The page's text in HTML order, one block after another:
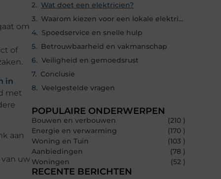
om
of
in
met
aan
uw
Wat doet een elektricien?
Waarom kiezen voor een lokale elektricien?
Spoedservice en snelle hulp
Betrouwbaarheid en vakmanschap
Veiligheid en gemoedsrust
Conclusie
Veelgestelde vragen
POPULAIRE ONDERWERPEN
Bouwen en verbouwen
(210 )
Energie en verwarming
(170 )
Woning en Tuin
(103 )
Aanbiedingen
(78 )
Woningen
(52 )
RECENTE BERICHTEN